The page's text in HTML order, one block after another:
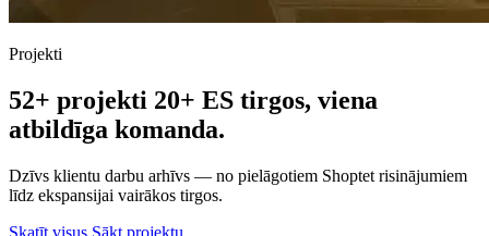
Projekti
52+ projekti 20+ ES tirgos, viena
atbildīga komanda.
Dzīvs klientu darbu arhīvs — no pielāgotiem Shoptet risinājumiem
līdz ekspansijai vairākos tirgos.
Skatīt visus Sākt projektu